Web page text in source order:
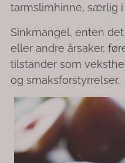
tarmslimhinne, særlig
Sinkmangel, enten
eller andre årsaker,
tilstander som
og smaksforstyrrelser.